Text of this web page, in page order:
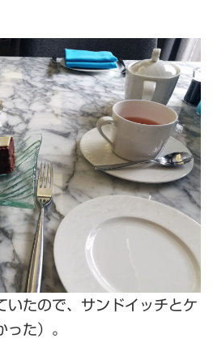
いたので、サンドイッチとケ
た）。